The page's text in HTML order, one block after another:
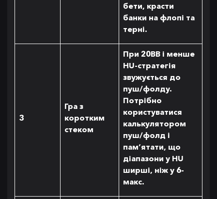
бети, красти
банки на флопі та
терні.
3
Гра з
коротким
стеком
При 20BB і менше
HU-стратегія
звужується до
пуш/фолду.
Потрібно
користуватися
калькулятором
пуш/фолд і
пам’ятати, що
діапазони у HU
ширші, ніж у 6-
макс.